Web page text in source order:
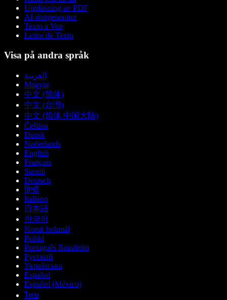
Uppläsning av PDF
AI-röstgenerator
Texto a Voz
Leitor de Texto
Visa på andra språk
العربية
Magyar
中文 (简体)
中文 (台灣)
中文 (简体 中国大陆)
Čeština
Dansk
Nederlands
English
Français
Suomi
Deutsch
हिन्दी
Italiano
日本語
한국어
Norsk bokmål
Polski
Português Brasileiro
Русский
Українська
Español
Español (México)
ไทย